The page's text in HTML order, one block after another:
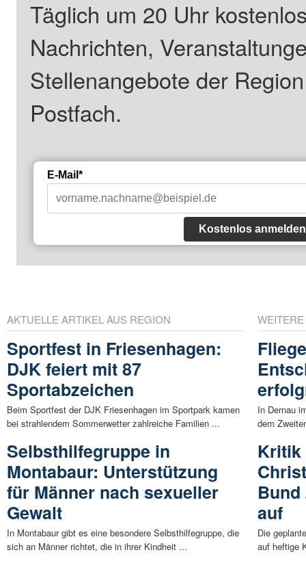
Täglich um 20 Uhr
Nachrichten,
Stellenangebote der
Postfach.
E-Mail*
Kostenlos anmelden
AKTUELLE ARTIKEL AUS REGION
Sportfest in Friesenhagen:
DJK feiert mit 87
Sportabzeichen
Beim Sportfest der DJK Friesenhagen im Sportpark kamen
bei strahlendem Sommerwetter zahlreiche Familien ...
Selbsthilfegruppe in
Montabaur: Unterstützung
für Männer nach sexueller
Gewalt
In Montabaur gibt es eine besondere Selbsthilfegruppe, die
sich an Männer richtet, die in ihrer Kindheit ...
In Dernau
dem
Kritik
auf
Die
auf heftige